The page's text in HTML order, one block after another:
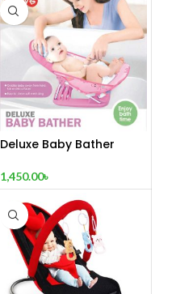
Deluxe Baby Bather
1,450.00৳